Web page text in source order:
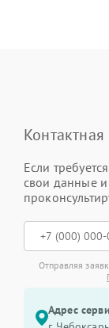
Если
свои данные
Отправляя
Адрес